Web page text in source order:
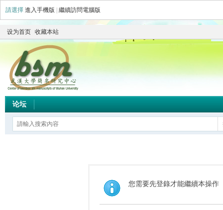
請選擇 進入手機版 繼續訪問電腦版
设为首页 收藏本站
论坛
您需要先登錄才能繼續本操作